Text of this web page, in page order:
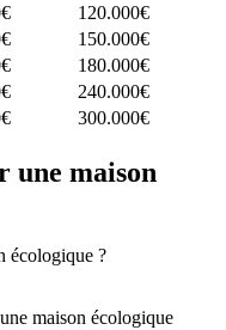
120.000€
150.000€
180.000€
240.000€
300.000€
une maison
écologique ?
maison écologique